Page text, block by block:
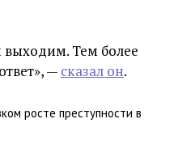
выходим. Тем более
— сказал он.
росте преступности в